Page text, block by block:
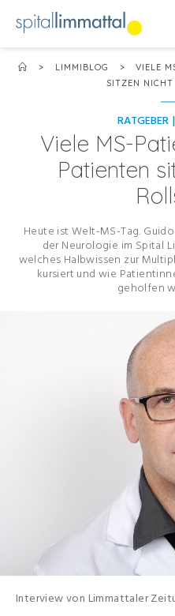
> LIMMIBLOG >
VIELE
SITZEN
RATGEBER |
Viele MS-
Patienten
Heute ist Welt-MS-Tag.
der Neurologie im Spital
welches Halbwissen zur
kursiert und wie
geholfen
Interview von Limmattaler